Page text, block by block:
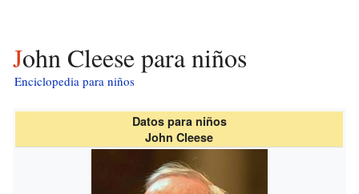
John Cleese para niños
Enciclopedia para niños
Datos para niños
John Cleese